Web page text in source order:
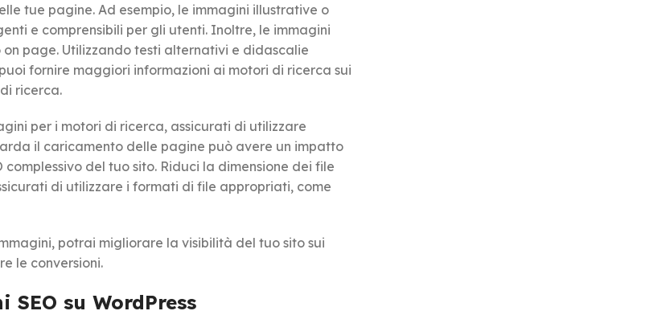
tue pagine. Ad esempio, le immagini illustrative o
e comprensibili per gli utenti. Inoltre, le immagini
page. Utilizzando testi alternativi e didascalie
fornire maggiori informazioni ai motori di ricerca sui
ricerca.
per i motori di ricerca, assicurati di utilizzare
il caricamento delle pagine può avere un impatto
del tuo sito. Riduci la dimensione dei file
di utilizzare i formati di file appropriati, come
potrai migliorare la visibilità del tuo sito sui
le conversioni.
su WordPress